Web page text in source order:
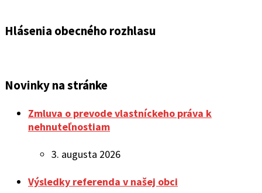
Hlásenia obecného rozhlasu
Novinky na stránke
Zmluva o prevode vlastníckeho práva k
nehnuteľnostiam
3. augusta 2026
Výsledky referenda v našej obci